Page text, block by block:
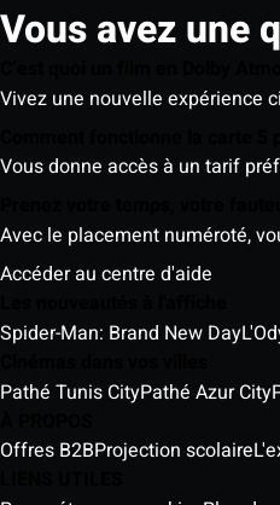
Vous avez une
Vivez une nouvelle expérience
Vous donne accès à un tarif
Avec le placement numéroté,
Accéder au centre d'aide
Spider-Man: Brand New Day
Pathé Tunis CityPathé Azur City
Offres B2BProjection scolaire